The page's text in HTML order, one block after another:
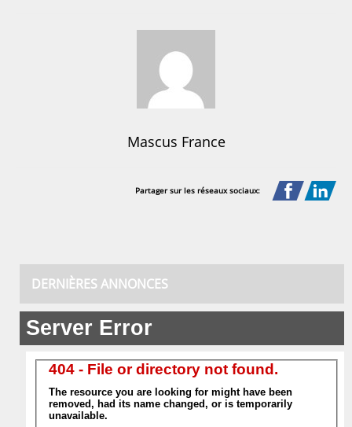
Mascus France
Partager sur les réseaux sociaux:
DERNIÈRES ANNONCES